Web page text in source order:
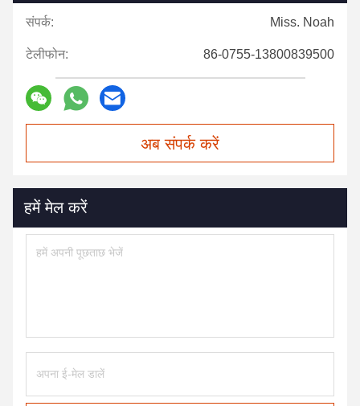
संपर्क: Miss. Noah
टेलीफोन: 86-0755-13800839500
अब संपर्क करें
हमें मेल करें